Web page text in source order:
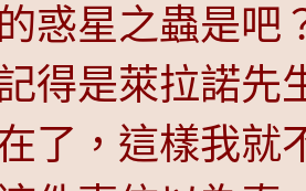
的惑星之蟲是
得是萊拉諾先
了，這樣我就